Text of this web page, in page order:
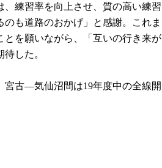
練習率を向上させ、質の高い練習
も道路のおかげ」と感謝。これま
を願いながら、「互いの行き来が
した。
古―気仙沼間は19年度中の全線開